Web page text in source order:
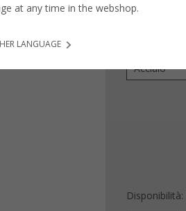
Diametro pali
Acciaio
Disponibilità:
at any time in the webshop.
LANGUAGE